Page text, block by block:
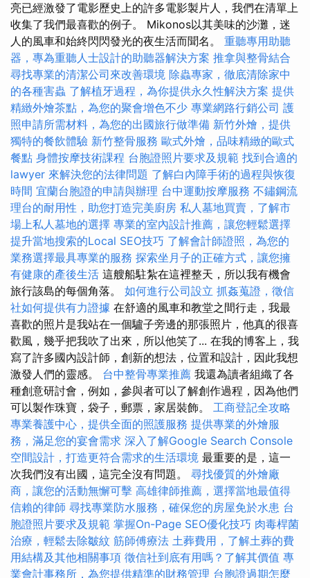
亮已經激發了電影歷史上的許多電影製片人，我們在清單上
收集了我們最喜歡的例子。 Mikonos以其美味的沙灘，迷
人的風車和始終閃閃發光的夜生活而聞名。 重聽專用助聽
器，專為重聽人士設計的助聽器解決方案 推拿與整骨結合
尋找專業的清潔公司來改善環境 除蟲專家，徹底清除家中
的各種害蟲 了解植牙過程，為你提供永久性解決方案 提供
精緻外燴茶點，為您的聚會增色不少 專業網路行銷公司 護
照申請所需材料，為您的出國旅行做準備 新竹外燴，提供
獨特的餐飲體驗 新竹整骨服務 歐式外燴，品味精緻的歐式
餐點 身體按摩技術課程 台胞證照片要求及規範 找到合適的
lawyer 來解決您的法律問題 了解白內障手術的過程與恢復
時間 宜蘭台胞證的申請與辦理 台中運動按摩服務 不鏽鋼流
理台的耐用性，助您打造完美廚房 私人墓地買賣，了解市
場上私人墓地的選擇 專業的室內設計推薦，讓您輕鬆選擇
提升當地搜索的Local SEO技巧 了解會計師證照，為您的
業務選擇最具專業的服務 探索坐月子的正確方式，讓您擁
有健康的產後生活 這艘船駐紮在這裡整天，所以我有機會
旅行該島的每個角落。 如何進行公司設立 抓姦蒐證，徵信
社如何提供有力證據 在舒適的風車和教堂之間行走，我最
喜歡的照片是我站在一個驢子旁邊的那張照片，他真的很喜
歡風，幾乎把我吹了出來，所以他笑了... 在我的博客上，我
寫了許多國內設計師，創新的想法，位置和設計，因此我想
激發人們的靈感。 台中整骨專業推薦 我還為讀者組織了各
種創意研討會，例如，參與者可以了解創作過程，因為他們
可以製作珠寶，袋子，郵票，家居裝飾。 工商登記全攻略
專業養護中心，提供全面的照護服務 提供專業的外燴服
務，滿足您的宴會需求 深入了解Google Search Console
空間設計，打造更符合需求的生活環境 最重要的是，這一
次我們沒有出國，這完全沒有問題。 尋找優質的外燴廠
商，讓您的活動無懈可擊 高雄律師推薦，選擇當地最值得
信賴的律師 尋找專業防水服務，確保您的房屋免於水患 台
胞證照片要求及規範 掌握On-Page SEO優化技巧 肉毒桿菌
治療，輕鬆去除皺紋 筋師傅療法 土葬費用，了解土葬的費
用結構及其他相關事項 徵信社到底有用嗎？了解其價值 專
業會計事務所，為您提供精準的財務管理 台胞證過期怎麼